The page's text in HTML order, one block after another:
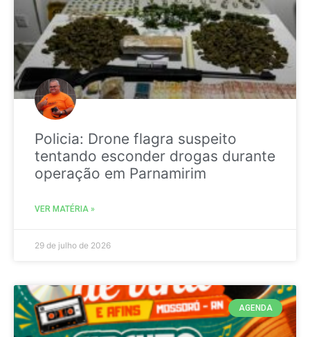
Policia: Drone flagra suspeito
tentando esconder drogas durante
operação em Parnamirim
VER MATÉRIA »
29 de julho de 2026
AGENDA